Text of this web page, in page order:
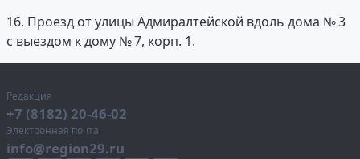
16. Проезд от улицы Адмиралтейской вдоль дома № 3
с выездом к дому № 7, корп. 1.
Редакция
+7 (8182) 20-46-02
Электронная почта
info@region29.ru